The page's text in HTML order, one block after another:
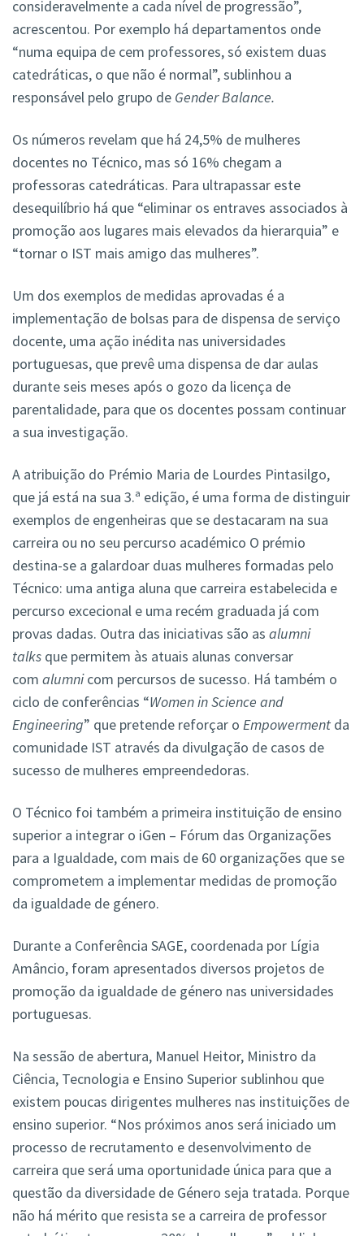
consideravelmente a cada nível de progressão”,
acrescentou. Por exemplo há departamentos onde
“numa equipa de cem professores, só existem duas
catedráticas, o que não é normal”, sublinhou a
responsável pelo grupo de Gender Balance.
Os números revelam que há 24,5% de mulheres
docentes no Técnico, mas só 16% chegam a
professoras catedráticas. Para ultrapassar este
desequilíbrio há que “eliminar os entraves associados à
promoção aos lugares mais elevados da hierarquia” e
“tornar o IST mais amigo das mulheres”.
Um dos exemplos de medidas aprovadas é a
implementação de bolsas para de dispensa de serviço
docente, uma ação inédita nas universidades
portuguesas, que prevê uma dispensa de dar aulas
durante seis meses após o gozo da licença de
parentalidade, para que os docentes possam continuar
a sua investigação.
A atribuição do Prémio Maria de Lourdes Pintasilgo,
que já está na sua 3.ª edição, é uma forma de distinguir
exemplos de engenheiras que se destacaram na sua
carreira ou no seu percurso académico O prémio
destina-se a galardoar duas mulheres formadas pelo
Técnico: uma antiga aluna que carreira estabelecida e
percurso excecional e uma recém graduada já com
provas dadas. Outra das iniciativas são as alumni
talks que permitem às atuais alunas conversar
com alumni com percursos de sucesso. Há também o
ciclo de conferências “Women in Science and
Engineering” que pretende reforçar o Empowerment da
comunidade IST através da divulgação de casos de
sucesso de mulheres empreendedoras.
O Técnico foi também a primeira instituição de ensino
superior a integrar o iGen – Fórum das Organizações
para a Igualdade, com mais de 60 organizações que se
comprometem a implementar medidas de promoção
da igualdade de género.
Durante a Conferência SAGE, coordenada por Lígia
Amâncio, foram apresentados diversos projetos de
promoção da igualdade de género nas universidades
portuguesas.
Na sessão de abertura, Manuel Heitor, Ministro da
Ciência, Tecnologia e Ensino Superior sublinhou que
existem poucas dirigentes mulheres nas instituições de
ensino superior. “Nos próximos anos será iniciado um
processo de recrutamento e desenvolvimento de
carreira que será uma oportunidade única para que a
questão da diversidade de Género seja tratada. Porque
não há mérito que resista se a carreira de professor